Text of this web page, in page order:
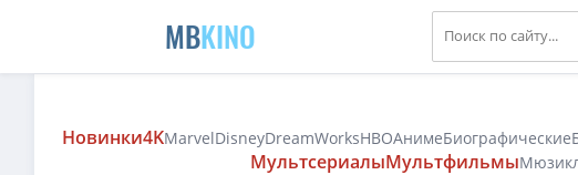
MBKINO
Новинки4KMarvelDisneyDreamWorksHBOАнимеБиографические
МультсериалыМультфильмы